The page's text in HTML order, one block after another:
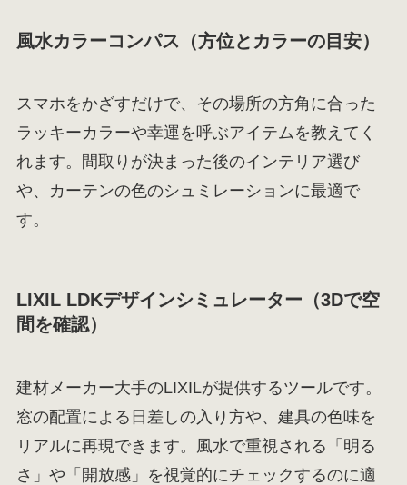
風水カラーコンパス（方位とカラーの目安）
スマホをかざすだけで、その場所の方角に合った
ラッキーカラーや幸運を呼ぶアイテムを教えてく
れます。間取りが決まった後のインテリア選び
や、カーテンの色のシュミレーションに最適で
す。
LIXIL LDKデザインシミュレーター（3Dで空
間を確認）
建材メーカー大手のLIXILが提供するツールです。
窓の配置による日差しの入り方や、建具の色味を
リアルに再現できます。風水で重視される「明る
さ」や「開放感」を視覚的にチェックするのに適